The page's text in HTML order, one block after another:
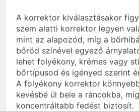
A korrektor kiválasztásakor
szem alatti korrektor legyen
mint az alapozód, míg a
bőröd színével egyező
lehet folyékony, krémes vagy
bőrtípusod és igényed szerint
A folyékony korrektor
kevésbé ül bele a ráncokba,
koncentráltabb fedést biztosít.